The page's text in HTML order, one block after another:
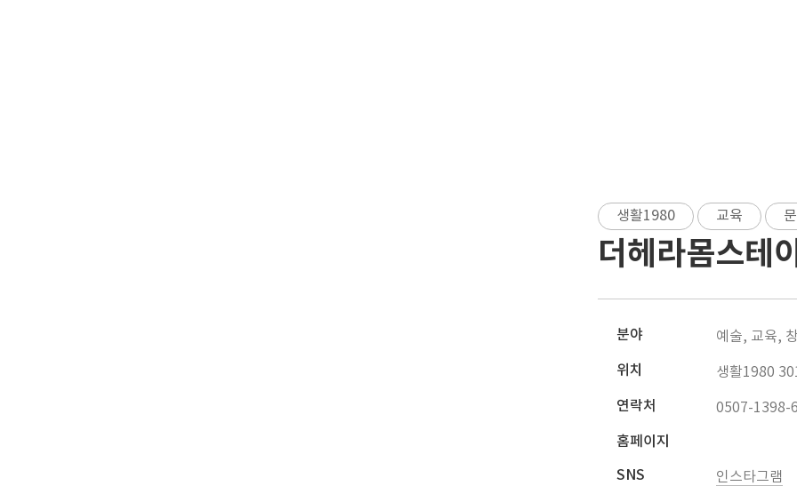
생활1980 교육
더헤라몸스테
분야 예술, 교육,
위치 생활1980
연락처 0507-1398-
홈페이지
SNS 인스타그램